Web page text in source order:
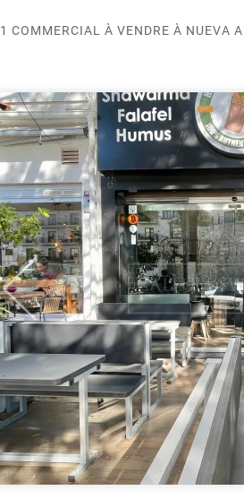
1 COMMERCIAL À VENDRE À NUEVA
Previous